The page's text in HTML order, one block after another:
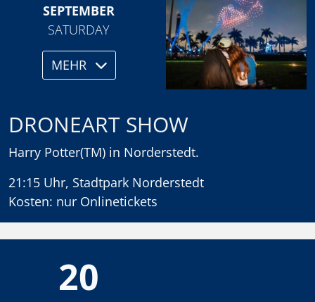
SEPTEMBER
SATURDAY
MEHR
DRONEART SHOW
Harry Potter(TM) in Norderstedt.
21:15 Uhr, Stadtpark Norderstedt
Kosten: nur Onlinetickets
20